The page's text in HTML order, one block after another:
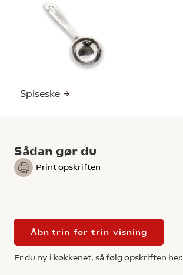
Spiseske
Sådan gør du
Print opskriften
Åbn trin-for-trin-visning
Er du ny i køkkenet, så følg opskriften her.